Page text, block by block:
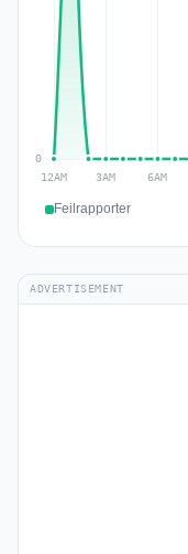
Feilrapporter
ADVERTISEMENT